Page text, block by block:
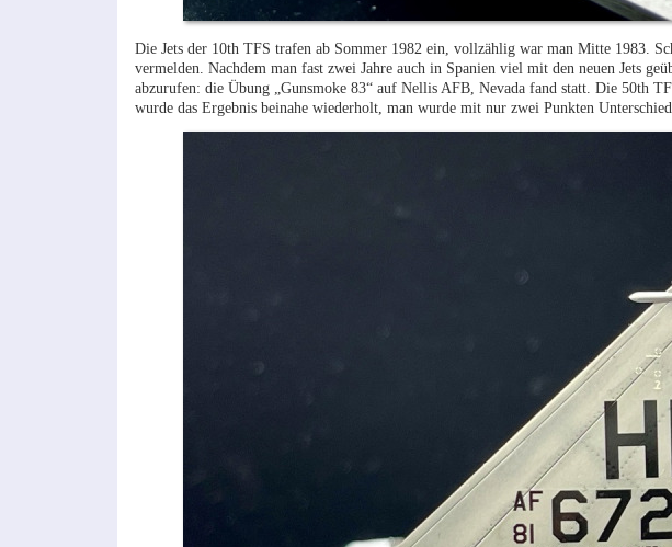
Die Jets der 10th TFS trafen ab Sommer 1982 ein, vollzählig war man Mitte 1983.
vermelden. Nachdem man fast zwei Jahre auch in Spanien viel mit den neuen Jets
abzurufen: die Übung „Gunsmoke 83“ auf Nellis AFB, Nevada fand statt. Die 50th
wurde das Ergebnis beinahe wiederholt, man wurde mit nur zwei Punkten